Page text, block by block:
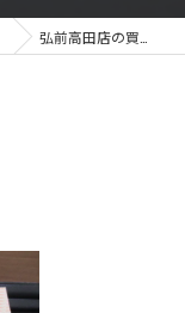
弘前高田店の買取です。